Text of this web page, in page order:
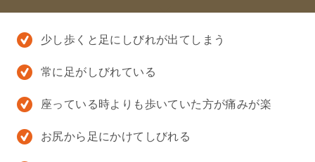
少し歩くと足にしびれが出てしまう
常に足がしびれている
座っている時よりも歩いていた方が痛みが楽
お尻から足にかけてしびれる